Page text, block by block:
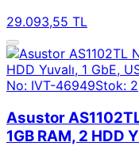
29.093,55 TL
No: IVT-46949Stok: 2
Asustor
1GB RAM, 2 HDD